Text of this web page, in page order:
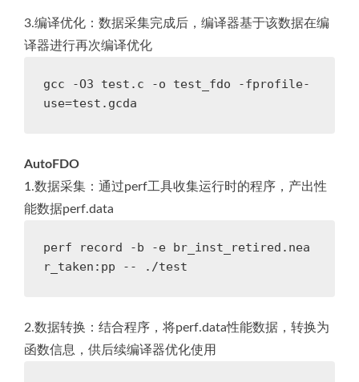
3.编译优化：数据采集完成后，编译器基于该数据在编
译器进行再次编译优化
gcc -O3 test.c -o test_fdo -fprofile-
use=test.gcda
AutoFDO
1.数据采集：通过perf工具收集运行时的程序，产出性
能数据perf.data
perf record -b -e br_inst_retired.nea
r_taken:pp -- ./test
2.数据转换：结合程序，将perf.data性能数据，转换为
函数信息，供后续编译器优化使用